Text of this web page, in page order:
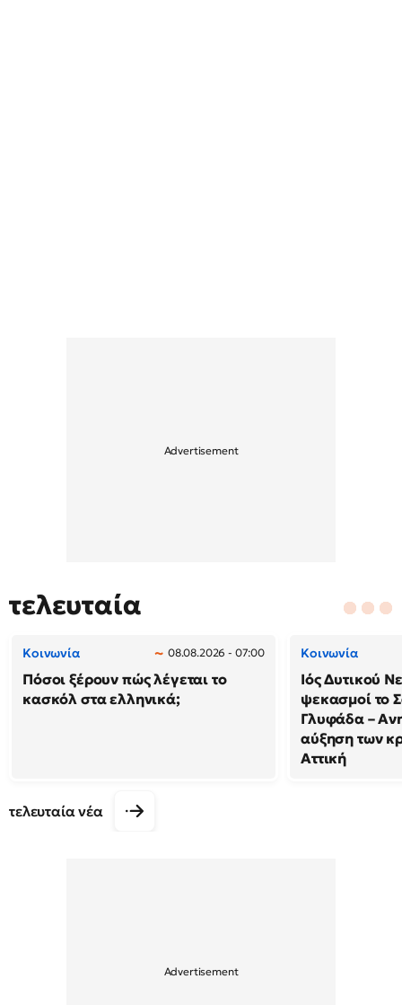
τελευταία
Κοινωνία 08.08.2026 - 07:00
Πόσοι ξέρουν πώς λέγεται το
κασκόλ στα ελληνικά;
Κοινωνία
Ιός Δυτικού
ψεκασμοί το
Γλυφάδα –
αύξηση των
Αττική
τελευταία νέα